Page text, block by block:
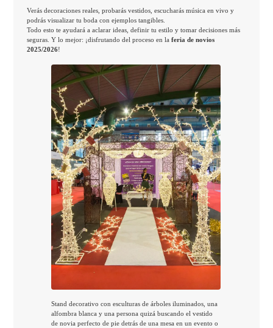
Verás decoraciones reales, probarás vestidos, escucharás música en vivo y
podrás visualizar tu boda con ejemplos tangibles.
Todo esto te ayudará a aclarar ideas, definir tu estilo y tomar decisiones más
seguras. Y lo mejor: ¡disfrutando del proceso en la feria de novios
2025/2026!
Stand decorativo con esculturas de árboles iluminados, una
alfombra blanca y una persona quizá buscando el vestido
de novia perfecto de pie detrás de una mesa en un evento o